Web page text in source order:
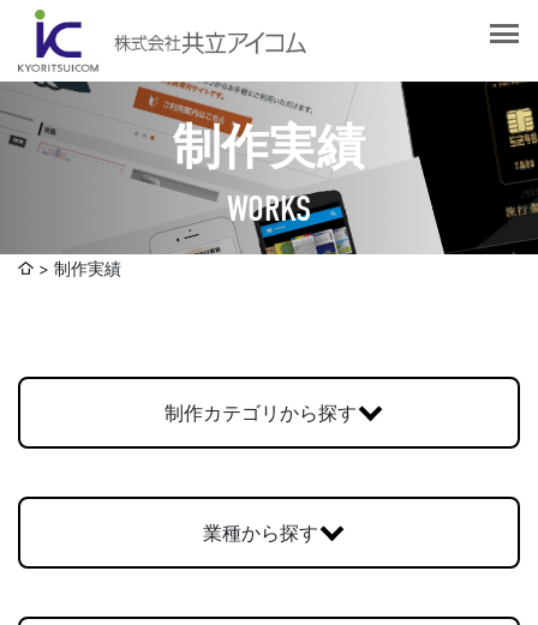
制作実績
WORKS
会社概要
社長挨拶
企業理念
認証取得
選ばれる理由
Web制作・ホームページ制作
社員ブログ
制作実績
制作カテゴリから探す
業種から探す